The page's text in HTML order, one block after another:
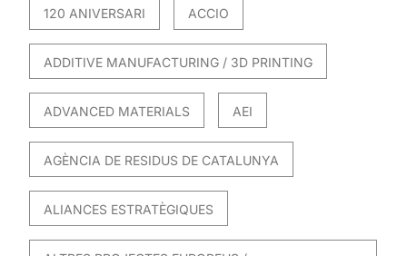
120 ANIVERSARI ACCIO
ADDITIVE MANUFACTURING / 3D PRINTING
ADVANCED MATERIALS AEI
AGÈNCIA DE RESIDUS DE CATALUNYA
ALIANCES ESTRATÈGIQUES